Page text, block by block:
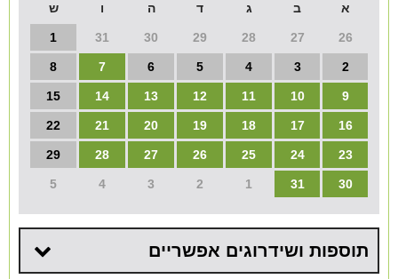
א ב ג ד ה ו ש
26
27
28
29
30
31
1
2
3
4
5
6
7
8
9
10
11
12
13
14
15
16
17
18
19
20
21
22
23
24
25
26
27
28
29
30
31
1
2
3
4
5
תוספות ושידרוגים אפשריים